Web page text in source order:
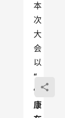
本
次
大
会
以
“
健
康